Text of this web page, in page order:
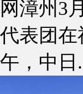
漳州3
表团
，中日